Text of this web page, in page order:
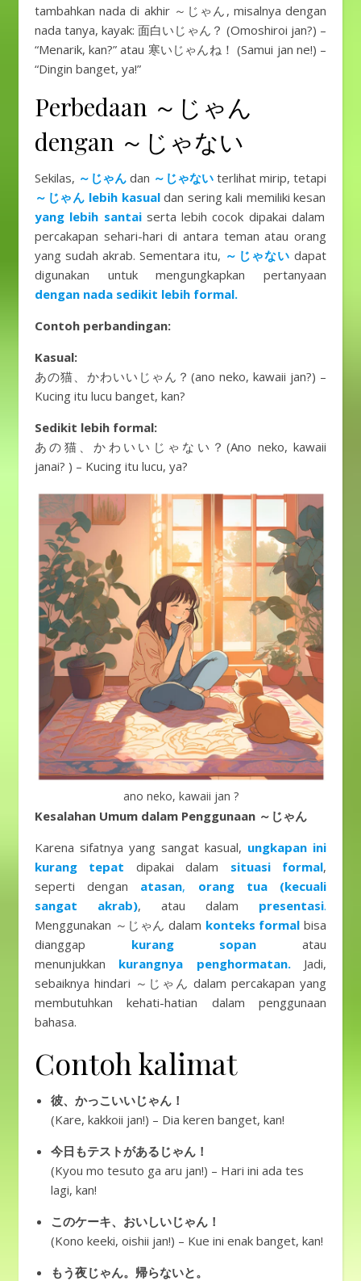
tambahkan nada di akhir ～じゃん, misalnya dengan
nada tanya, kayak: 面白いじゃん？ (Omoshiroi jan?) –
“Menarik, kan?” atau 寒いじゃんね！ (Samui jan ne!) –
“Dingin banget, ya!”
Perbedaan ～じゃん
dengan ～じゃない
Sekilas, ～じゃん dan ～じゃない terlihat mirip, tetapi
～じゃん lebih kasualdan sering kali memiliki kesan
yang lebih santai serta lebih cocok dipakai dalam
percakapan sehari-hari di antara teman atau orang
yang sudah akrab. Sementara itu, ～じゃない dapat
digunakan untuk mengungkapkan pertanyaan
dengan nada sedikit lebih formal.
Contoh perbandingan:
Kasual:
あの猫、かわいいじゃん？(ano neko, kawaii jan?) –
Kucing itu lucu banget, kan?
Sedikit lebih formal:
あの猫、かわいいじゃない？(Ano neko, kawaii
janai? ) – Kucing itu lucu, ya?
ano neko, kawaii jan ?
Kesalahan Umum dalam Penggunaan ～じゃん
Karena sifatnya yang sangat kasual, ungkapan ini
kurang tepat
dipakai dalam situasi formal,
seperti dengan
atasan, orang tua (kecuali
sangat akrab), atau dalam presentasi.
Menggunakan ～じゃん dalam konteks formal bisa
dianggap
kurang sopan atau
menunjukkan
kurangnya penghormatan.
Jadi,
sebaiknya hindari ～じゃん dalam percakapan yang
membutuhkan kehati-hatian dalam penggunaan
bahasa.
Contoh kalimat
彼、かっこいいじゃん！
(Kare, kakkoii jan!) – Dia keren banget, kan!
今日もテストがあるじゃん！
(Kyou mo tesuto ga aru jan!) – Hari ini ada tes
lagi, kan!
このケーキ、おいしいじゃん！
(Kono keeki, oishii jan!) – Kue ini enak banget, kan!
もう夜じゃん。帰らないと。